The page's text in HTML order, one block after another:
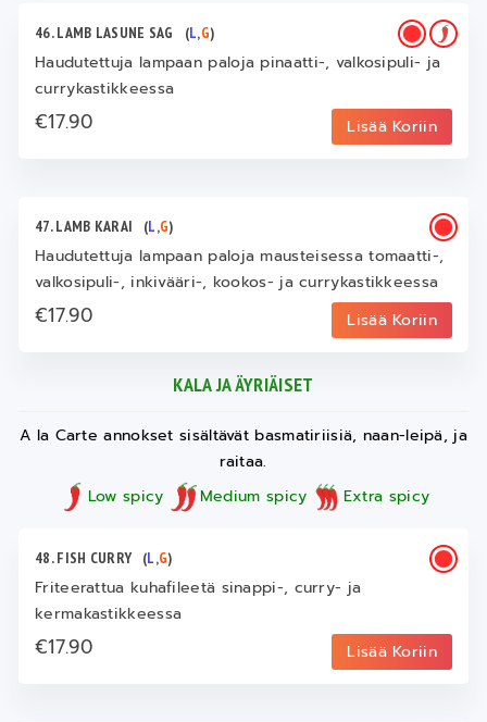
46. LAMB LASUNE SAG (L,G)
Haudutettuja lampaan paloja pinaatti-, valkosipuli- ja
currykastikkeessa
€17.90 Lisää Koriin
47. LAMB KARAI (L,G)
Haudutettuja lampaan paloja mausteisessa tomaatti-,
valkosipuli-, inkivääri-, kookos- ja currykastikkeessa
€17.90 Lisää Koriin
KALA JA ÄYRIÄISET
A la Carte annokset sisältävät basmatiriisiä, naan-leipä, ja
raitaa.
Low spicy
Medium spicy Extra spicy
48. FISH CURRY (L,G)
Friteerattua kuhafileetä sinappi-, curry- ja
kermakastikkeessa
€17.90 Lisää Koriin